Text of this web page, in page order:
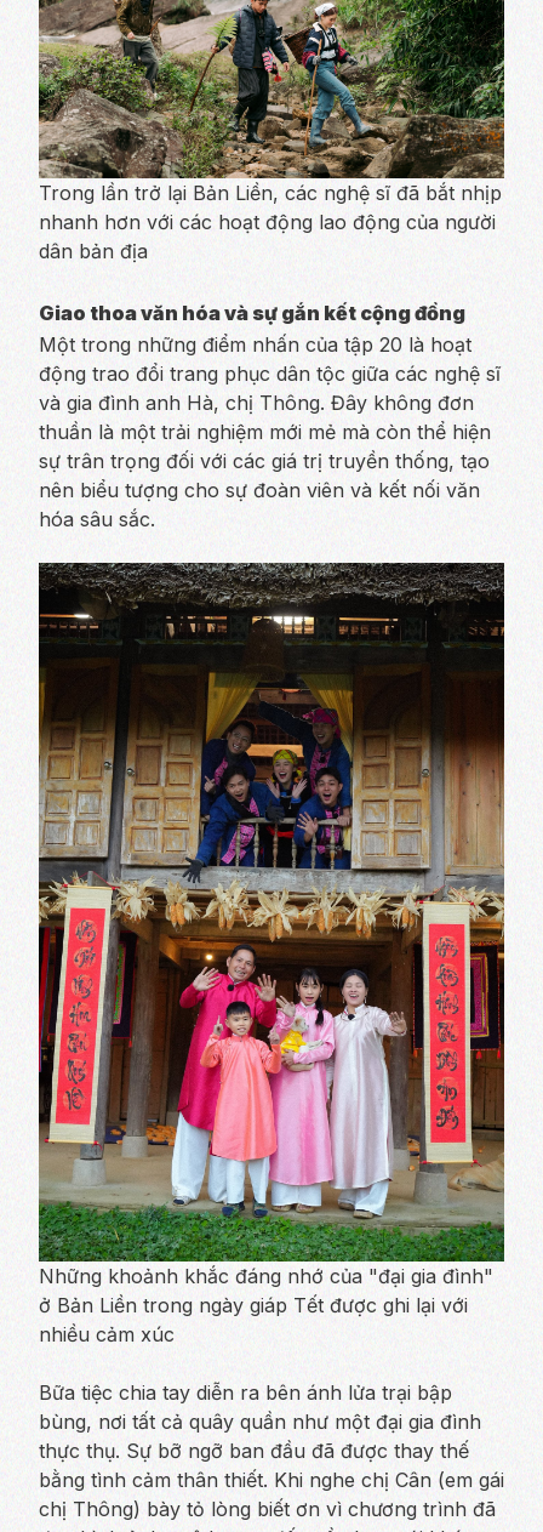
Trong lần trở lại Bản Liền, các nghệ sĩ đã bắt nhịp
nhanh hơn với các hoạt động lao động của người
dân bản địa
Giao thoa văn hóa và sự gắn kết cộng đồng
Một trong những điểm nhấn của tập 20 là hoạt
động trao đổi trang phục dân tộc giữa các nghệ sĩ
và gia đình anh Hà, chị Thông. Đây không đơn
thuần là một trải nghiệm mới mẻ mà còn thể hiện
sự trân trọng đối với các giá trị truyền thống, tạo
nên biểu tượng cho sự đoàn viên và kết nối văn
hóa sâu sắc.
Những khoảnh khắc đáng nhớ của "đại gia đình"
ở Bản Liền trong ngày giáp Tết được ghi lại với
nhiều cảm xúc
Bữa tiệc chia tay diễn ra bên ánh lửa trại bập
bùng, nơi tất cả quây quần như một đại gia đình
thực thụ. Sự bỡ ngỡ ban đầu đã được thay thế
bằng tình cảm thân thiết. Khi nghe chị Cân (em gái
chị Thông) bày tỏ lòng biết ơn vì chương trình đã